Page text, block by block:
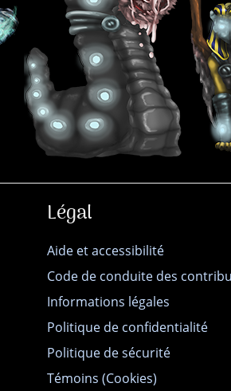
Légal
Aide et accessibilité
Code de conduite des
Informations légales
Politique de confidentialité
Politique de sécurité
Témoins (Cookies)